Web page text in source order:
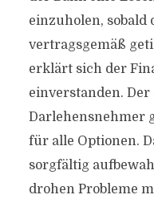
einzuholen,
vertragsgemäß
erklärt sich der
einverstanden. Der
Darlehensnehmer
für alle Optionen.
sorgfältig
drohen Probleme